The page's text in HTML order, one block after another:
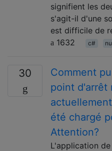
signifient les
s'agit-il d'une
est difficile de
1632
c#
30
Comment
point d'arrêt
été chargé
Attention?
L'application